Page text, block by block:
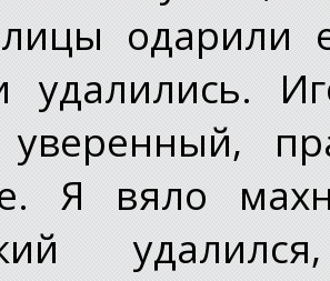
одарили
удалились.
уверенный,
Я вяло